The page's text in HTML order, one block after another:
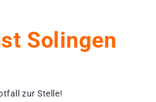
Solingen
zur Stelle!